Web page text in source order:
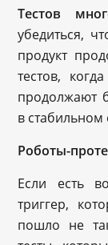
Тестов
убедиться,
продукт
тестов,
продолжают
в стабильном
Роботы-
Если есть
триггер,
пошло не